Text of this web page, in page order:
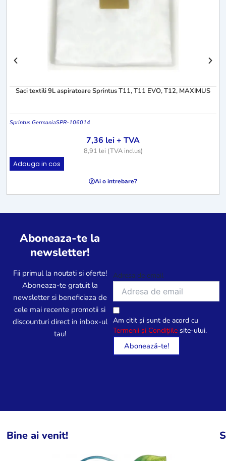
Saci textili 9L aspiratoare Sprintus T11, T11 EVO, T12, MAXIMUS
Sprintus GermaniaSPR-106014
7,36 lei+ TVA
8,91 lei (TVA inclus)
Adauga in cos
Ai o intrebare?
Aboneaza-te la
newsletter!
Fii primul la noutati si oferte!
Aboneaza-te gratuit la
newsletter si beneficiaza de
cele mai recente promotii si
discounturi direct in inbox-ul
tau!
Adresa de email
Am citit și sunt de acord cu
Termenii și Condițiile site-ului.
Bine ai venit!